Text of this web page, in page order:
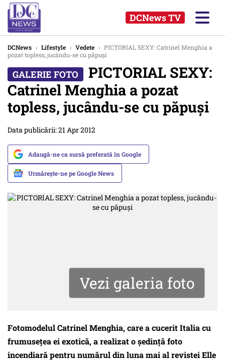
DCNews TV
DCNews › Lifestyle › Vedete › PICTORIAL SEXY: Catrinel Menghia a
pozat topless, jucându-se cu păpuşi
PICTORIAL SEXY:
Catrinel Menghia a pozat
topless, jucându-se cu păpuşi
Data publicării: 21 Apr 2012
Adaugă-ne ca sursă preferată în Google
Urmărește-ne pe Google News
Vezi galeria foto
Fotomodelul Catrinel Menghia, care a cucerit Italia cu
frumuseţea ei exotică, a realizat o şedinţă foto
incendiară pentru numărul din luna mai al revistei Elle